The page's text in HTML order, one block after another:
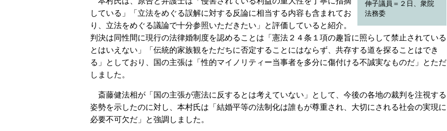
伸子議員＝２日、衆院
法務委
している」「立法をめぐる誤解に対する反論に相当する内容も含まれてお
り、立法をめぐる議論で十分参照いただきたい」と評価していると紹介。
判決は同性間に現行の法律婚制度を認めることは「憲法２４条１項の趣旨に照らして禁止されている
とはいえない」「伝統的家族観をただちに否定することにはならず、共存する道を探ることはでき
る」としており、国の主張は「性的マイノリティー当事者を多分に傷付ける不誠実なものだ」とただ
しました。
斎藤健法相が「国の主張が憲法に反するとは考えていない」として、今後の各地の裁判を注視する
姿勢を示したのに対し、本村氏は「結婚平等の法制化は誰もが尊重され、大切にされる社会の実現に
必要不可欠だ」と強調しました。